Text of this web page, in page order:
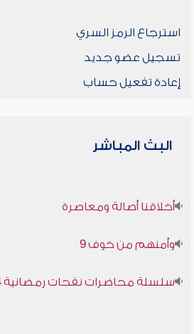
استرجاع الرمز السري
تسجيل عضو جديد
إعادة تفعيل حساب
البث المباشر
أخلاقنا أصالة ومعاصرة
وأمنهم من خوف 9
سلسلة محاضرات نفحات رمضانية 1444هـ